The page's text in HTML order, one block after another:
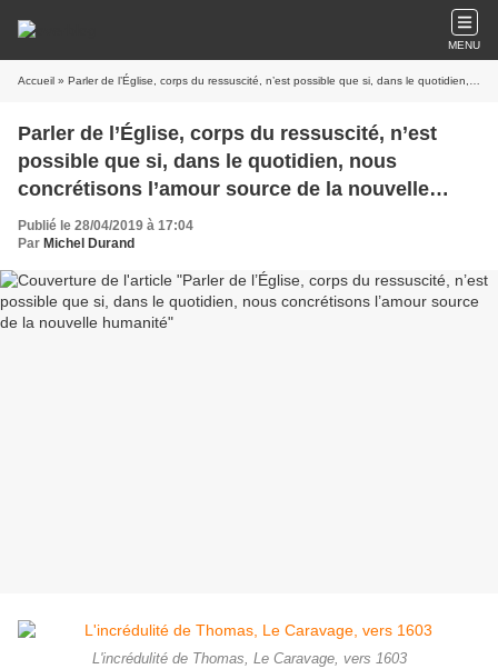
MENU
Accueil » Parler de l’Église, corps du ressuscité, n’est possible que si, dans le quotidien, nous concrétisons l’amour source de la nouvelle humanité
Parler de l’Église, corps du ressuscité, n’est
possible que si, dans le quotidien, nous
concrétisons l’amour source de la nouvelle
humanité
Publié le 28/04/2019 à 17:04
Par Michel Durand
L'incrédulité de Thomas, Le Caravage, vers 1603